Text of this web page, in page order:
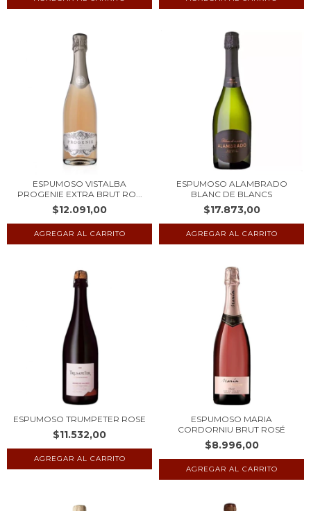
ESPUMOSO VISTALBA
PROGENIE EXTRA BRUT RO...
$12.091,00
ESPUMOSO ALAMBRADO
BLANC DE BLANCS
$17.873,00
ESPUMOSO TRUMPETER ROSE
$11.532,00
ESPUMOSO MARIA
CORDORNIU BRUT ROSÉ
$8.996,00